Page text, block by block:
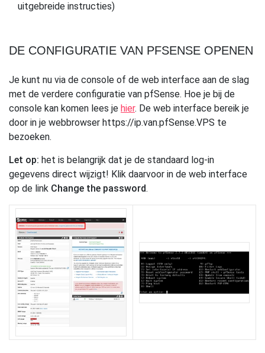
uitgebreide instructies)
DE CONFIGURATIE VAN PFSENSE OPENEN
Je kunt nu via de console of de web interface aan de slag
met de verdere configuratie van pfSense. Hoe je bij de
console kan komen lees je hier. De web interface bereik je
door in je webbrowser https://ip.van.pfSense.VPS te
bezoeken.
Let op: het is belangrijk dat je de standaard log-in
gegevens direct wijzigt! Klik daarvoor in de web interface
op de link Change the password.